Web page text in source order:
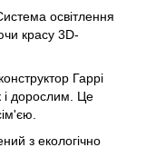
освітлення
красу 3D-
Гаррі
і дорослим. Це
з екологічно